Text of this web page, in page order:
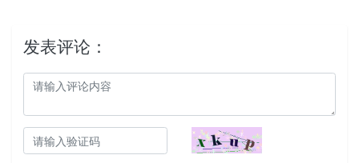
发表评论：